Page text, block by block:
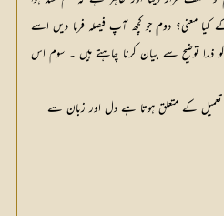
معنی؟ دوم جو کچھ آپ فیصلہ فرما دیں اسے
ذرا توضیح سے بیان کرنا چاہتے ہیں ۔ سوم اس
تعمیل کے متعلق ہوتا ہے دل اور زبان سے